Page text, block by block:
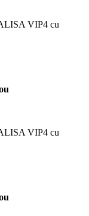
VIP4 cu
VIP4 cu